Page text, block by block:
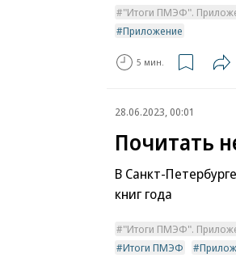
"Итоги ПМЭФ".
Приложение
5 мин.
28.06.2023, 00:01
Почитать
В Санкт-
книг года
"Итоги ПМЭФ".
Итоги ПМЭФ